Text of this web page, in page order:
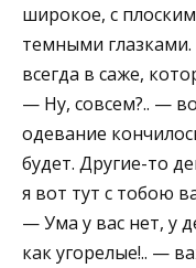
широкое, с
темными
всегда в саже,
— Ну, совсем?.. —
одевание
будет. Другие-то
я вот тут с тобою
— Ума у вас нет, у
как угорелые!.. —